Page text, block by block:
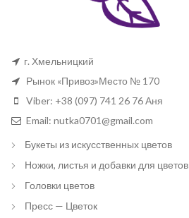
г. Хмельницкий
Рынок «Привоз»Место № 170
Viber: +38 (097) 741 26 76 Аня
Email: nutka0701@gmail.com
Букеты из искусственных цветов
Ножки, листья и добавки для цветов
Головки цветов
Пресс — Цветок